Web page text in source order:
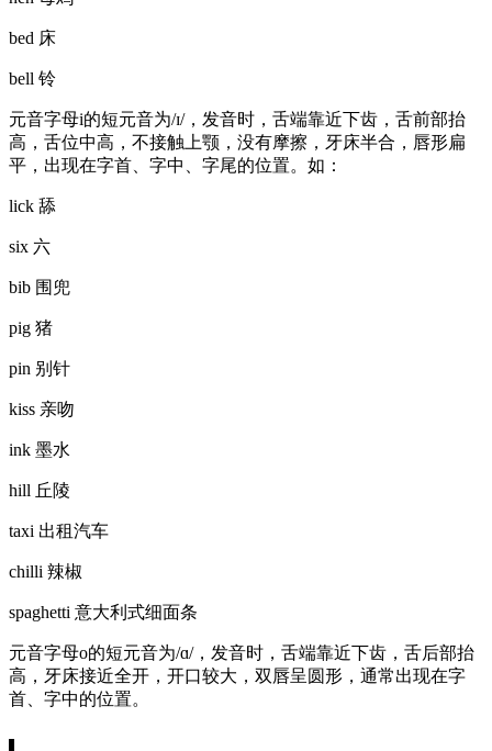
bed 床
bell 铃
元音字母i的短元音为/ɪ/，发音时，舌端靠近下齿，舌前部抬
高，舌位中高，不接触上颚，没有摩擦，牙床半合，唇形扁
平，出现在字首、字中、字尾的位置。如：
lick 舔
six 六
bib 围兜
pig 猪
pin 别针
kiss 亲吻
ink 墨水
hill 丘陵
taxi 出租汽车
chilli 辣椒
spaghetti 意大利式细面条
元音字母o的短元音为/ɑ/，发音时，舌端靠近下齿，舌后部抬
高，牙床接近全开，开口较大，双唇呈圆形，通常出现在字
首、字中的位置。